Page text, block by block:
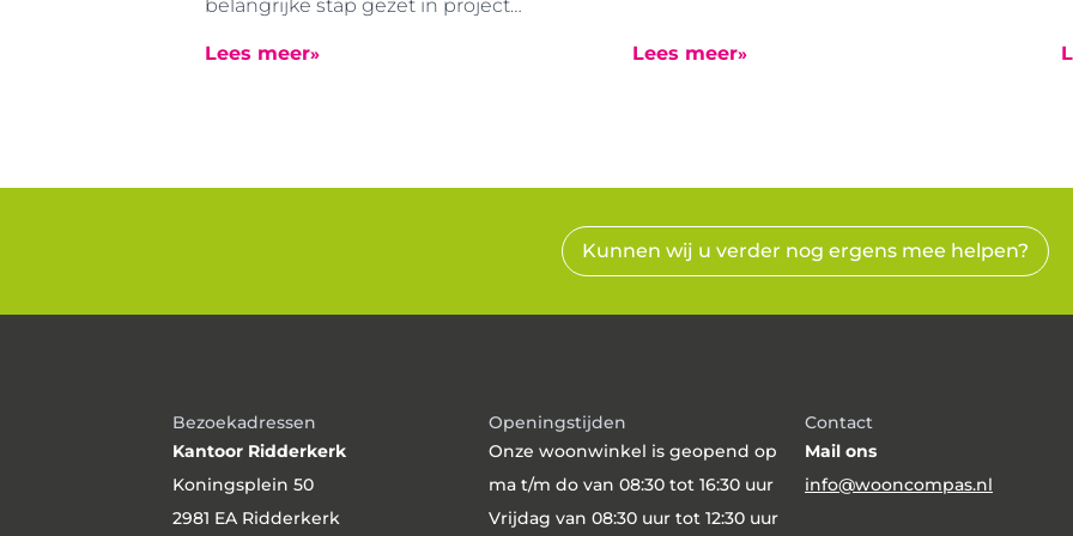
belangrijke stap gezet in project
in de grondgevormde boorpalen
Lees meer
openingstijden. De woonwinkel is
Lees meer
Kunnen wij u verder nog ergens mee helpen?
Bezoekadressen
Kantoor Ridderkerk
Koningsplein 50
2981 EA Ridderkerk
Openingstijden
Onze woonwinkel is geopend op
ma t/m do van 08:30 tot 16:30 uur
Vrijdag van 08:30 uur tot 12:30 uur
Contact
Mail ons
info@wooncompas.nl